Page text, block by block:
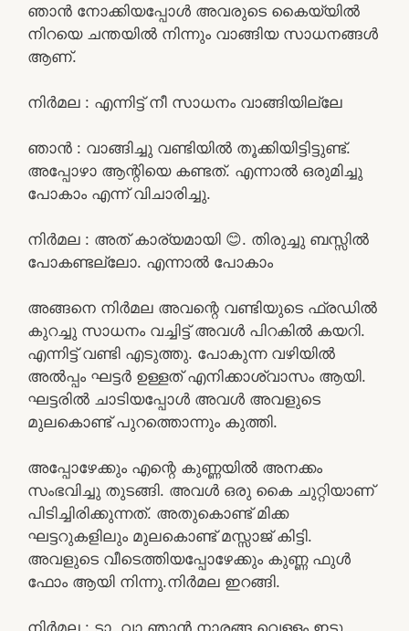
ഞാൻ നോക്കിയപ്പോൾ അവരുടെ കൈയ്യിൽ
നിറയെ ചന്തയിൽ നിന്നും വാങ്ങിയ സാധനങ്ങൾ
ആണ്.
നിർമല : എന്നിട്ട് നീ സാധനം വാങ്ങിയില്ലേ
ഞാൻ : വാങ്ങിച്ചു വണ്ടിയിൽ തൂക്കിയിട്ടിട്ടുണ്ട്.
അപ്പോഴാ ആന്റിയെ കണ്ടത്. എന്നാൽ ഒരുമിച്ചു
പോകാം എന്ന് വിചാരിച്ചു.
നിർമല : അത് കാര്യമായി 😊. തിരുച്ചു ബസ്സിൽ
പോകണ്ടല്ലോ. എന്നാൽ പോകാം
അങ്ങനെ നിർമല അവന്റെ വണ്ടിയുടെ ഫ്രഡിൽ
കുറച്ചു സാധനം വച്ചിട്ട് അവൾ പിറകിൽ കയറി.
എന്നിട്ട് വണ്ടി എടുത്തു. പോകുന്ന വഴിയിൽ
അൽപ്പം ഘട്ടർ ഉള്ളത് എനിക്കാശ്വാസം ആയി.
ഘട്ടരിൽ ചാടിയപ്പോൾ അവൾ അവളുടെ
മുലകൊണ്ട് പുറത്തൊന്നും കുത്തി.
അപ്പോഴേക്കും എന്റെ കുണ്ണയിൽ അനക്കം
സംഭവിച്ചു തുടങ്ങി. അവൾ ഒരു കൈ ചുറ്റിയാണ്
പിടിച്ചിരിക്കുന്നത്. അതുകൊണ്ട് മിക്ക
ഘട്ടറുകളിലും മുലകൊണ്ട് മസ്സാജ് കിട്ടി.
അവളുടെ വീടെത്തിയപ്പോഴേക്കും കുണ്ണ ഫുൾ
ഫോം ആയി നിന്നു.നിർമല ഇറങ്ങി.
നിർമല : ടാ, വാ ഞാൻ നാരങ്ങ വെള്ളം ഇട്ടു